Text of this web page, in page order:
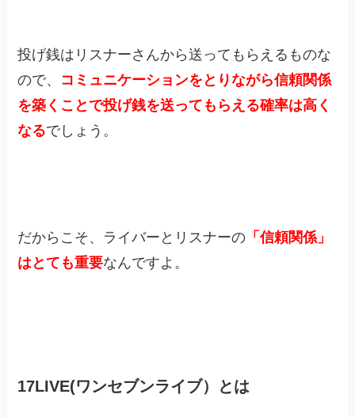
投げ銭はリスナーさんから送ってもらえるものな
ので、 コミュニケーションをとりながら信頼関係
を築くことで投げ銭を送ってもらえる確率は高く
なるでしょう。
だからこそ、ライバーとリスナーの 「信頼関係」
はとても重要なんですよ。
17LIVE(ワンセブンライブ）とは